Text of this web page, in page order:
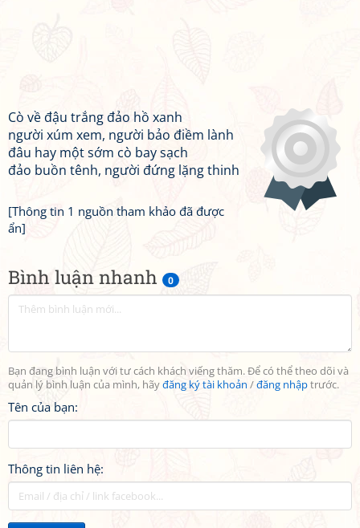
Bình luận nhanh 0
Bạn đang bình luận với tư cách khách viếng thăm. Để có thể theo dõi và
quản lý bình luận của mình, hãyđăng ký tài khoản /đăng nhậptrước.
Tên của bạn:
Thông tin liên hệ:
Cò về đậu trắng đảo hồ xanh
người xúm xem, người bảo điềm lành
đâu hay một sớm cò bay sạch
đảo buồn tênh, người đứng lặng thinh
[Thông tin 1 nguồn tham khảo đã được
ẩn]